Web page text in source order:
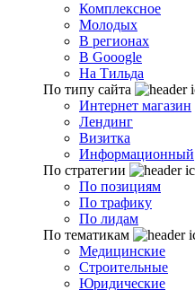
Комплексное
Молодых
В регионах
В Gooogle
На Тильда
По типу сайта
Интернет магазин
Лендинг
Визитка
Информационный
По стратегии
По позициям
По трафику
По лидам
По тематикам
Медицинские
Строительные
Юридические